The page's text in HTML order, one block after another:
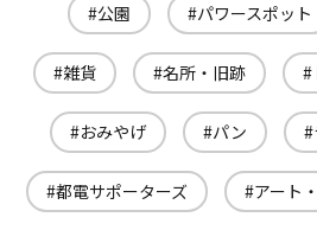
公園 パワースポット
雑貨 名所・旧跡
おみやげ パン
都電サポーターズ アート